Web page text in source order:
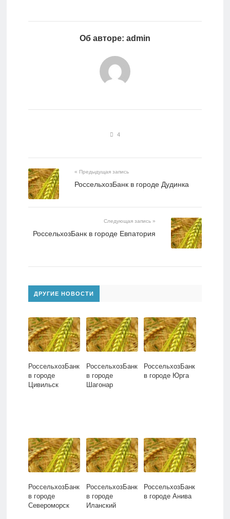
Об авторе: admin
4
« Предыдущая запись
РоссельхозБанк в городе Дудинка
Следующая запись »
РоссельхозБанк в городе Евпатория
ДРУГИЕ НОВОСТИ
РоссельхозБанк
в городе
Цивильск
РоссельхозБанк
в городе
Шагонар
РоссельхозБанк
в городе Юрга
РоссельхозБанк
в городе
Североморск
РоссельхозБанк
в городе
Иланский
РоссельхозБанк
в городе Анива